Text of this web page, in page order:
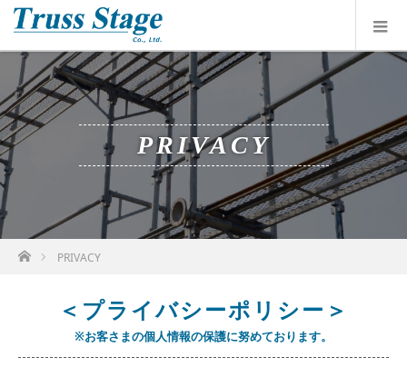
PRIVACY
ホームPRIVACY
＜プライバシーポリシー＞
※お客さまの個人情報の保護に努めております。